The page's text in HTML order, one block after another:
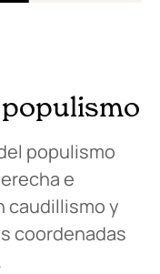
populismo
e
caudillismo y
coordenadas